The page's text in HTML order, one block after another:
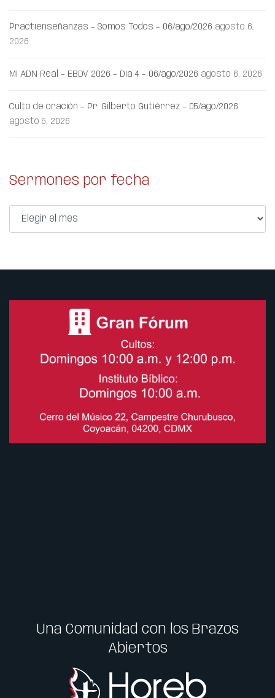
Practienseñanzas – Somos Todos – 06/ago/2026 agosto 6,
2026
Mi ADN Real – EBDV 2026 – Día 4 – 06/ago/2026 agosto 6, 2026
Culto de oración – Pr. Gilberto Gutiérrez – 05/ago/2026
agosto 5, 2026
Sermones por fecha
Una Comunidad con los Brazos
Abiertos